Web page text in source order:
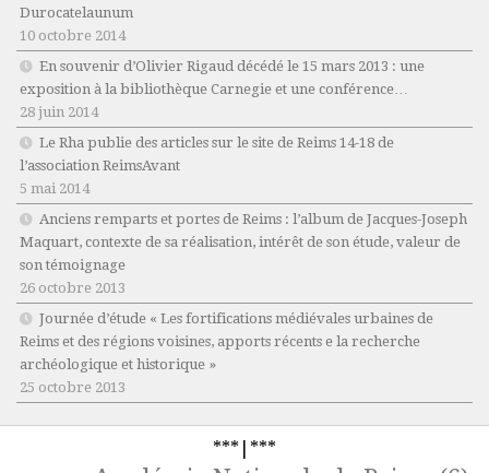
Durocatelaunum
10 octobre 2014
En souvenir d’Olivier Rigaud décédé le 15 mars 2013 : une
exposition à la bibliothèque Carnegie et une conférence…
28 juin 2014
Le Rha publie des articles sur le site de Reims 14-18 de
l’association ReimsAvant
5 mai 2014
Anciens remparts et portes de Reims : l’album de Jacques-Joseph
Maquart, contexte de sa réalisation, intérêt de son étude, valeur de
son témoignage
26 octobre 2013
Journée d’étude « Les fortifications médiévales urbaines de
Reims et des régions voisines, apports récents e la recherche
archéologique et historique »
25 octobre 2013
***|***